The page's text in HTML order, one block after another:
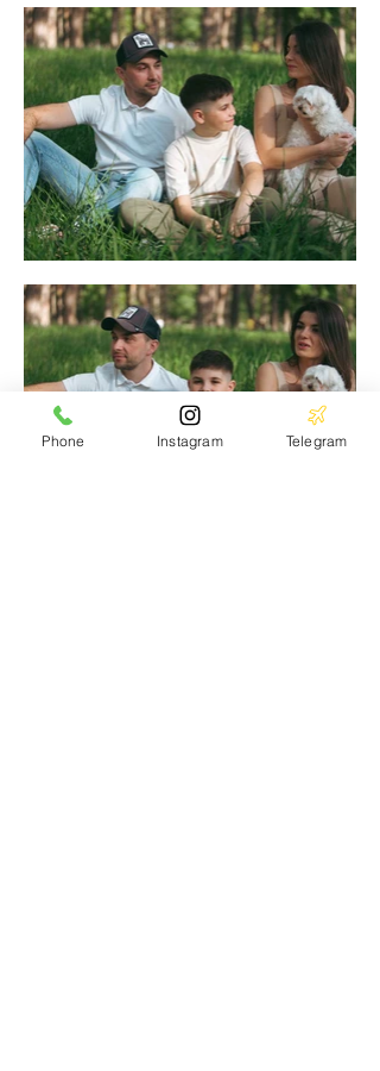
Phone Instagram Telegram